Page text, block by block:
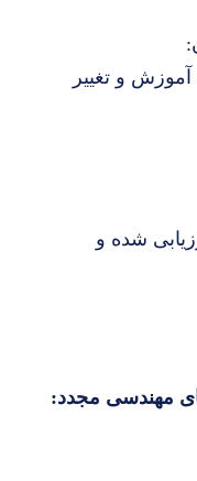
آموزش و تغییر
شده و
مهندسی مجدد: